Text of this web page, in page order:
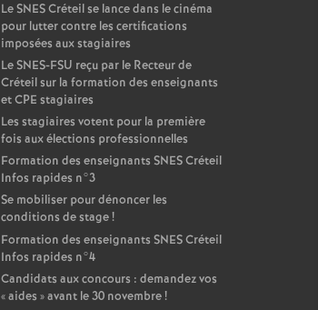
LeSNESCréteil se lance dans le cinéma
pour lutter contre les certifications
imposées aux stagiaires
LeSNES-FSU reçu par le Recteur de
Créteil sur la formation des enseignants
etCPE stagiaires
Les stagiaires votent pour la première
fois aux élections professionnelles
Formation des enseignants SNESCréteil
Infos rapides n°3
Se mobiliser pour dénoncer les
conditions de stage!
Formation des enseignants SNESCréteil
Infos rapides n°4
Candidats aux concours : demandez vos
«aides » avant le 30 novembre!